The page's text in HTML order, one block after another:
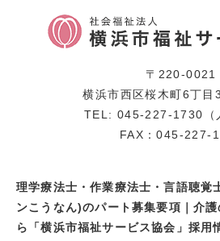
〒220-0021
横浜市西区桜木町6丁目
TEL: 045-227-1730（
FAX：045-227-
理学療法士・作業療法士・言語聴覚
ンこうなん)のパート募集要項｜介
ら「横浜市福祉サービス協会」採用